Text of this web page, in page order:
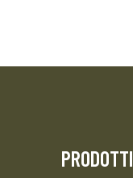
PRODOTTI